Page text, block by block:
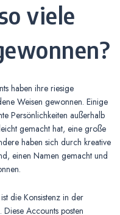
viele
haben ihre riesige
Weisen gewonnen. Einige
Persönlichkeiten außerhalb
gemacht hat, eine große
haben sich durch kreative
einen Namen gemacht und
die Konsistenz in der
Accounts posten